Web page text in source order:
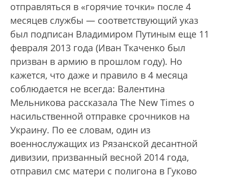
отправляться в «горячие точки» после 4
месяцев службы — соответствующий указ
был подписан Владимиром Путиным еще 11
февраля 2013 года (Иван Ткаченко был
призван в армию в прошлом году). Но
кажется, что даже и правило в 4 месяца
соблюдается не всегда: Валентина
Мельникова рассказала The New Times о
насильственной отправке срочников на
Украину. По ее словам, один из
военнослужащих из Рязанской десантной
дивизии, призванный весной 2014 года,
отправил смс матери с полигона в Гуково